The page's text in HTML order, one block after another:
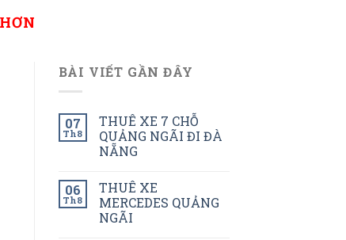
BÀI VIẾT GẦN ĐÂY
07
Th8
THUÊ XE 7 CHỖ
QUẢNG NGÃI ĐI ĐÀ
NẴNG
06
Th8
THUÊ XE
MERCEDES QUẢNG
NGÃI